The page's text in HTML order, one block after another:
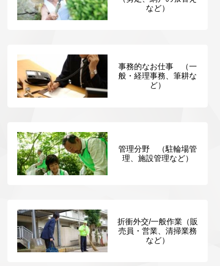
など）
事務的なお仕事 （一
般・経理事務、筆耕な
ど）
管理分野 （駐輪場管
理、施設管理など）
折衝外交/一般作業（販
売員・営業、清掃業務
など）